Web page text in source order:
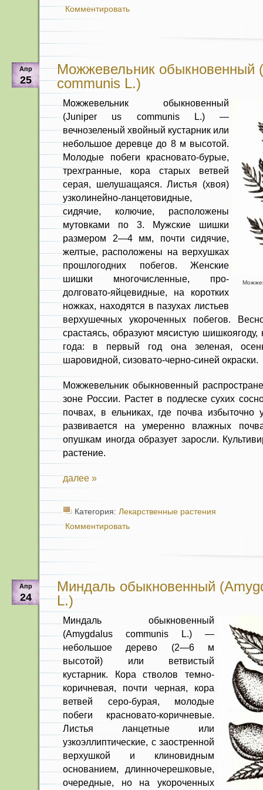
Комментировать
Апр
25
Можжевельник обыкновенный
communis L.)
Можжевельник обыкновенный
(Juniper us communis L.) —
вечнозеленый хвойный кустарник или
небольшое деревце до 8 м высотой.
Молодые побеги красновато-бурые,
трехгранные, кора старых ветвей
серая, шелушащаяся. Листья (хвоя)
узколи­нейно-ланцетовидные,
сидячие, колю­чие, расположены
мутовками по 3. Мужские шишки
размером 2—4 мм, почти сидячие,
желтые, расположены на верхушках
прошлогодних побегов. Женские
шишки многочисленные, про­
долговато-яйцевидные, на коротких
ножках, находятся в пазухах листьев
верхушечных укороченных побегов.
срастаясь, образуют мясистую шишкоягоду,
года: в первый год она зеленая,
шаровидной, сизовато-черно-синей окраски.
Можжевельник обыкновенный
зоне России. Растет в подлеске сухих
почвах, в ель­никах, где почва избыточно
развивается на умеренно влажных
опушкам иногда образует заросли.
рас­тение.
далее »
Категория: Лекарственные растения
Комментировать
Апр
24
Миндаль обыкновенный
L.)
Миндаль обыкновенный
(Amygdalus communis L.) —
небольшое дерево (2—6 м
высотой) или ветвистый
кустарник. Кора стволов темно-
коричневая, почти черная, кора
ветвей серо-бурая, молодые
побе­ги красновато-коричневые.
Листья лан­цетные или
узкоэллиптические, с заост­ренной
верхушкой и клиновидным
основанием, длинночерешковые,
очередные, но на укороченных